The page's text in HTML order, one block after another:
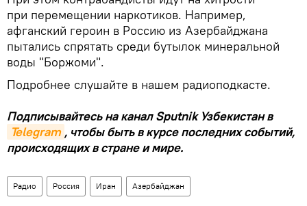
при перемещении наркотиков. Например,
афганский героин в Россию из Азербайджана
пытались спрятать среди бутылок минеральной
воды "Боржоми".
Подробнее слушайте в нашем радиоподкасте.
Подписывайтесь на канал Sputnik Узбекистан в
Telegram , чтобы быть в курсе последних событий,
происходящих в стране и мире.
Радио Россия Иран Азербайджан